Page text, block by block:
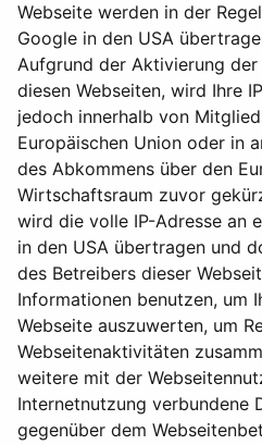
Webseite werden in der
Google in den USA
Aufgrund der Aktivierung
diesen Webseiten, wird Ihre
jedoch innerhalb von
Europäischen Union oder in
des Abkommens über den
Wirtschaftsraum zuvor
wird die volle IP-Adresse an
in den USA übertragen und
des Betreibers dieser
Informationen benutzen, um
Webseite auszuwerten, um
Webseitenaktivitäten
weitere mit der
Internetnutzung verbundene
gegenüber dem